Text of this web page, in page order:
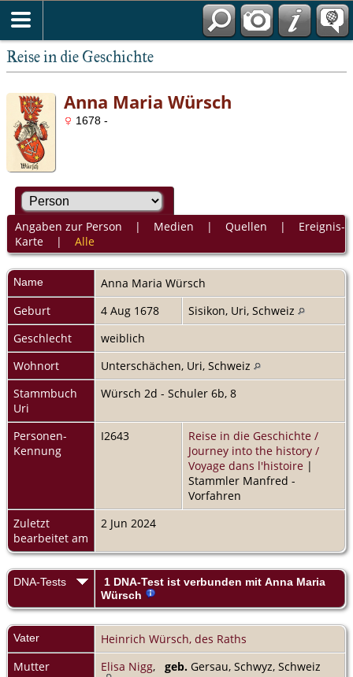
Reise in die Geschichte
Anna Maria Würsch
1678 -
Angaben zur Person | Medien | Quellen | Ereignis-
Karte| Alle
Name Anna Maria Würsch
Geburt
4 Aug 1678
Sisikon, Uri, Schweiz
Geschlecht
weiblich
Wohnort
Unterschächen, Uri, Schweiz
Stammbuch
Uri
Würsch 2d - Schuler 6b, 8
Personen-
Kennung
I2643
Reise in die Geschichte /
Journey into the history /
Voyage dans l'histoire |
Stammler Manfred -
Vorfahren
Zuletzt
bearbeitet am
2 Jun 2024
DNA-Tests
1 DNA-Test ist verbunden mit Anna Maria
Würsch
Vater
Heinrich Würsch, des Raths
Mutter
Elisa Nigg, geb. Gersau, Schwyz, Schweiz